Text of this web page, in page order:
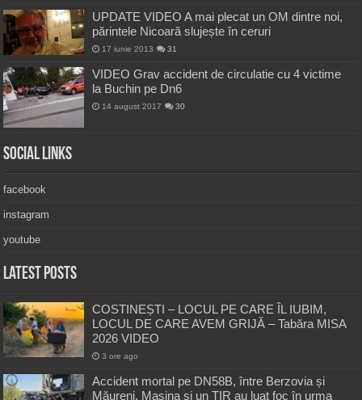
UPDATE VIDEO A mai plecat un OM dintre noi,
părintele Nicoară slujește în ceruri
17 iunie 2013 31
VIDEO Grav accident de circulatie cu 4 victime
la Buchin pe Dn6
14 august 2017 30
Social Links
facebook
instagram
youtube
Latest Posts
COSTINEȘTI – LOCUL PE CARE ÎL IUBIM,
LOCUL DE CARE AVEM GRIJĂ – Tabăra MISA
2026 VIDEO
3 ore ago
Accident mortal pe DN58B, între Berzovia și
Măureni. Mașina și un TIR au luat foc în urma